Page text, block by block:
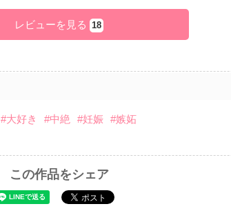
レビューを見る 18
#大好き #中絶 #妊娠 #嫉妬
この作品をシェア